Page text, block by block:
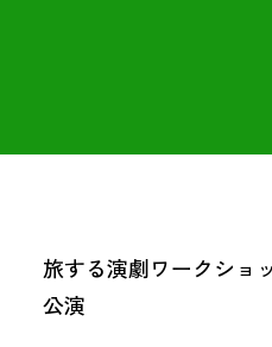
旅する演劇ワークショ
公演